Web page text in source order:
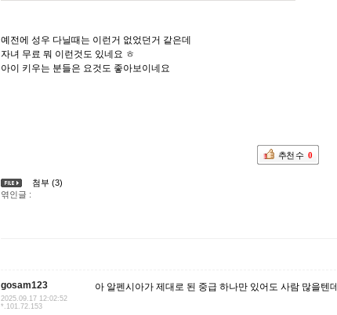
예전에 성우 다닐때는 이런거 없었던거 같은데
자녀 무료 뭐 이런것도 있네요 ㅎ
아이 키우는 분들은 요것도 좋아보이네요
추천 수 0
첨부 (3)
엮인글 :
gosam123
2025.09.17 12:02:52
*.101.72.153
아 알펜시아가 제대로 된 중급 하나만 있어도 사람 많을텐데